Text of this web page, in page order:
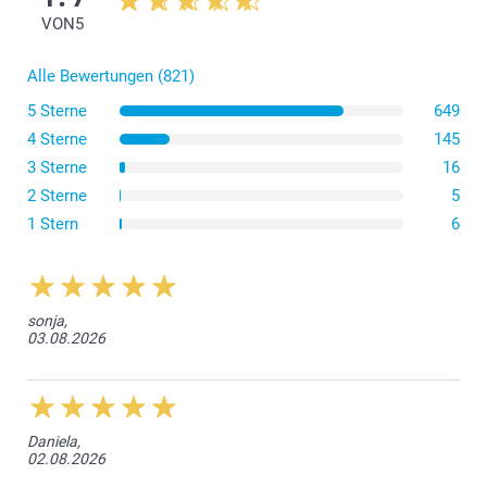
Ab 11.00/Stück
Grösse L oder
XL
Wählen Sie im Editor die Option „Automatische
Befüllung“ aus, nachdem Sie Ihre Fotos hinzugefügt
VON5
Alle Bewertungen (821)
5 Sterne
649
4 Sterne
145
3 Sterne
16
2 Sterne
5
1 Stern
6
sonja,
03.08.2026
Daniela,
02.08.2026